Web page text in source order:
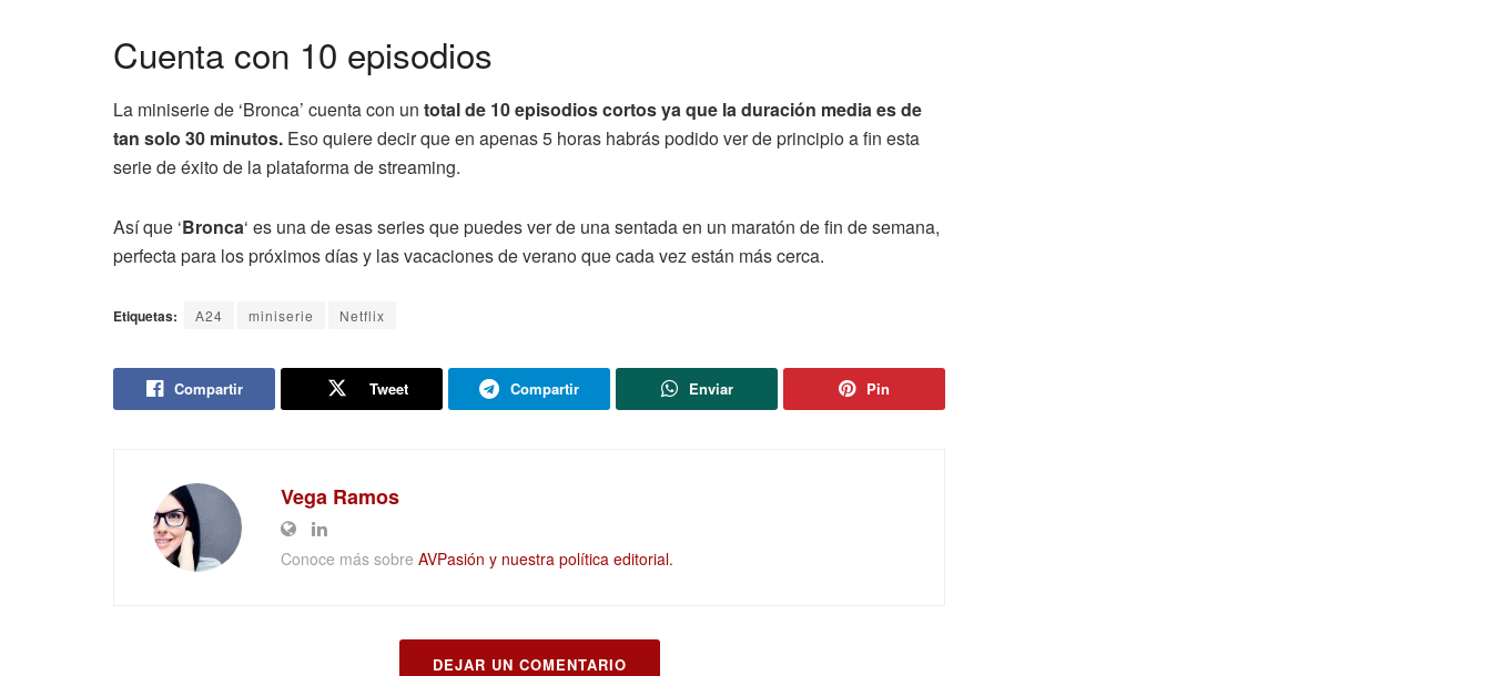
Cuenta con 10 episodios
La miniserie de ‘Bronca’ cuenta con un total de 10 episodios cortos ya que la duración media es de
tan solo 30 minutos. Eso quiere decir que en apenas 5 horas habrás podido ver de principio a fin esta
serie de éxito de la plataforma de streaming.
Así que ‘Bronca‘ es una de esas series que puedes ver de una sentada en un maratón de fin de semana,
perfecta para los próximos días y las vacaciones de verano que cada vez están más cerca.
Etiquetas: A24 miniserie Netflix
Compartir Tweet Compartir Enviar Pin
Vega Ramos
Conoce más sobre AVPasión y nuestra política editorial.
DEJAR UN COMENTARIO